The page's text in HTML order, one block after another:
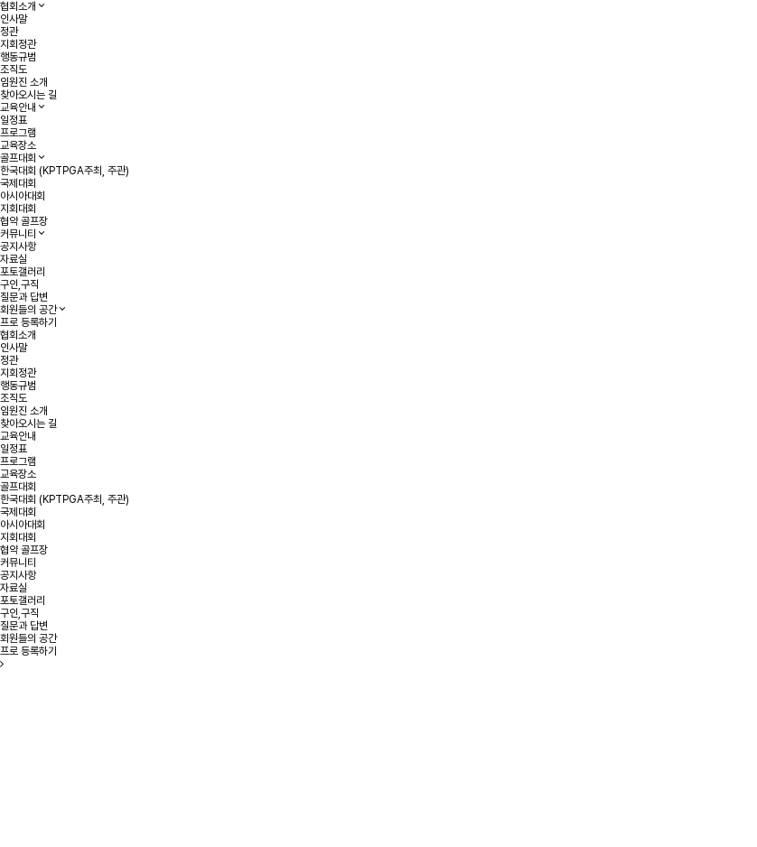
협회소개
인사말
정관
지회정관
행동규범
조직도
임원진 소개
찾아오시는 길
교육안내
일정표
프로그램
교육장소
골프대회
한국대회 (KPTPGA주최, 주관)
국제대회
아시아대회
지회대회
협약 골프장
커뮤니티
공지사항
자료실
포토갤러리
구인,구직
질문과 답변
회원들의 공간
프로 등록하기
협회소개
인사말
정관
지회정관
행동규범
조직도
임원진 소개
찾아오시는 길
교육안내
일정표
프로그램
교육장소
골프대회
한국대회 (KPTPGA주최, 주관)
국제대회
아시아대회
지회대회
협약 골프장
커뮤니티
공지사항
자료실
포토갤러리
구인,구직
질문과 답변
회원들의 공간
프로 등록하기